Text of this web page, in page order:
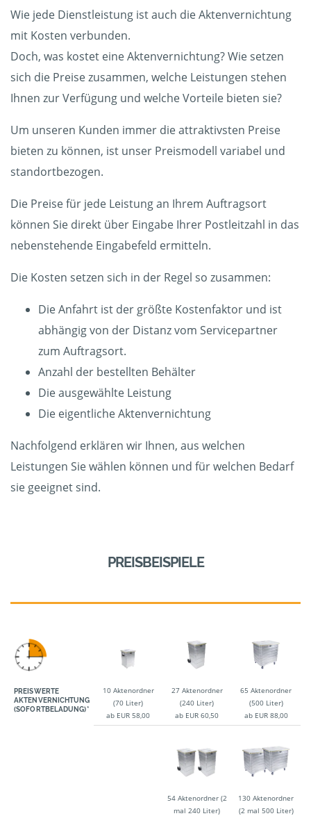
Wie jede Dienstleistung ist auch die Aktenvernichtung
mit Kosten verbunden.
Doch, was kostet eine Aktenvernichtung? Wie setzen
sich die Preise zusammen, welche Leistungen stehen
Ihnen zur Verfügung und welche Vorteile bieten sie?
Um unseren Kunden immer die attraktivsten Preise
bieten zu können, ist unser Preismodell variabel und
standortbezogen.
Die Preise für jede Leistung an Ihrem Auftragsort
können Sie direkt über Eingabe Ihrer Postleitzahl in das
nebenstehende Eingabefeld ermitteln.
Die Kosten setzen sich in der Regel so zusammen:
Die Anfahrt ist der größte Kostenfaktor und ist
abhängig von der Distanz vom Servicepartner
zum Auftragsort.
Anzahl der bestellten Behälter
Die ausgewählte Leistung
Die eigentliche Aktenvernichtung
Nachfolgend erklären wir Ihnen, aus welchen
Leistungen Sie wählen können und für welchen Bedarf
sie geeignet sind.
PREISBEISPIELE
PREISWERTE
AKTENVERNICHTUNG
(SOFORTBELADUNG)*
10 Aktenordner
(70 Liter)
ab EUR 58,00
27 Aktenordner
(240 Liter)
ab EUR 60,50
65 Aktenordner
(500 Liter)
ab EUR 88,00
54 Aktenordner (2
mal 240 Liter)
130 Aktenordner
(2 mal 500 Liter)